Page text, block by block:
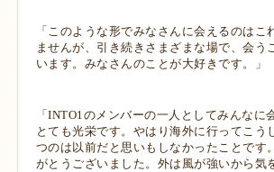
「このような形でみなさんに会えるのはこ
ませんが、引き続き さまざまな場で、会う
います。みなさんのことが大好きです。」
「INTO1のメンバーの一人としてみんなに
とても光栄です。やはり海外に行ってこう
つのは以前だと思いもしなかったことです
がとうございました。外は風が強いから気